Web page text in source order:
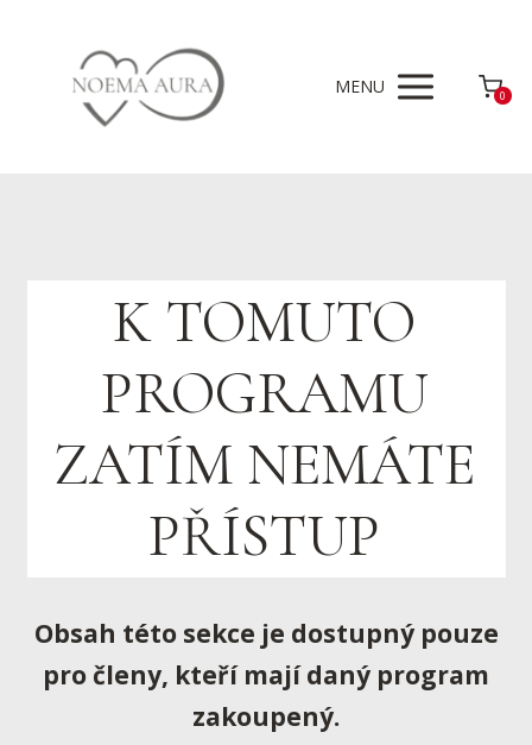
MENU 0
K TOMUTO
PROGRAMU
ZATÍM NEMÁTE
PŘÍSTUP
Obsah této sekce je dostupný pouze
pro členy, kteří mají daný program
zakoupený.